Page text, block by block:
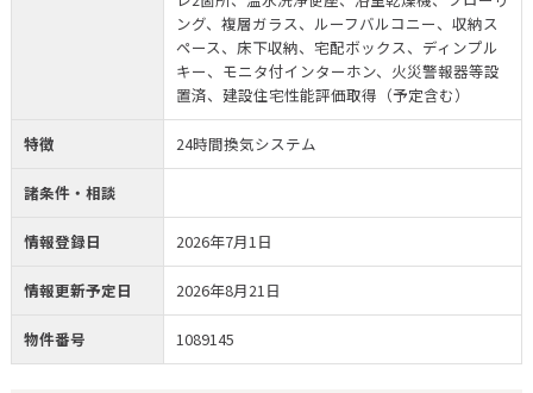
ング、複層ガラス、ルーフバルコニー、収納ス
ペース、床下収納、宅配ボックス、ディンプル
キー、モニタ付インターホン、火災警報器等設
置済、建設住宅性能評価取得（予定含む）
特徴 24時間換気システム
諸条件・相談
情報登録日 2026年7月1日
情報更新予定日 2026年8月21日
物件番号 1089145